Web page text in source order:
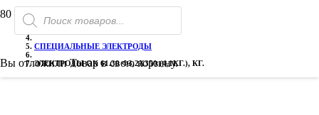
Поиск
товаров
Вы отложилиТоварв свою корзину.
ЭЛЕКТРОДЫ СВАРОЧНЫЕ
СПЕЦИАЛЬНЫЕ ЭЛЕКТРОДЫ
ЭЛЕКТРОДЫ ОК 61.30 Ф3,2Х350 (4,1КГ.), КГ.